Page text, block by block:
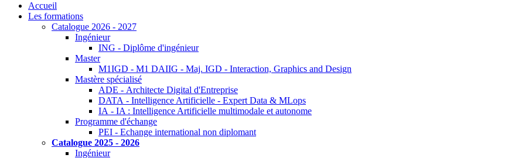
Accueil
Les formations
Catalogue 2026 - 2027
Ingénieur
ING - Diplôme d'ingénieur
Master
M1IGD - M1 DAIIG - Maj. IGD - Interaction, Graphics and Design
Mastère spécialisé
ADE - Architecte Digital d'Entreprise
DATA - Intelligence Artificielle - Expert Data & MLops
IA - IA : Intelligence Artificielle multimodale et autonome
Programme d'échange
PEI - Echange international non diplomant
Catalogue 2025 - 2026
Ingénieur